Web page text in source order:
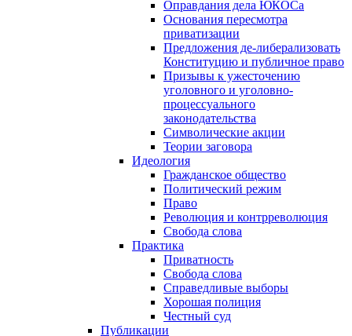
Оправдания дела ЮКОСа
Основания пересмотра
приватизации
Предложения де-либерализовать
Конституцию и публичное право
Призывы к ужесточению
уголовного и уголовно-
процессуального
законодательства
Символические акции
Теории заговора
Идеология
Гражданское общество
Политический режим
Право
Революция и контрреволюция
Свобода слова
Практика
Приватность
Свобода слова
Справедливые выборы
Хорошая полиция
Честный суд
Публикации